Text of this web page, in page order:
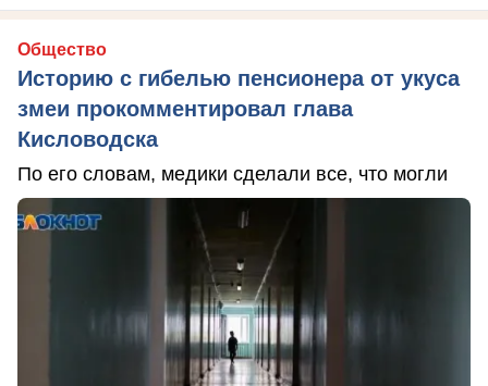
Общество
Историю с гибелью пенсионера от укуса
змеи прокомментировал глава
Кисловодска
По его словам, медики сделали все, что могли